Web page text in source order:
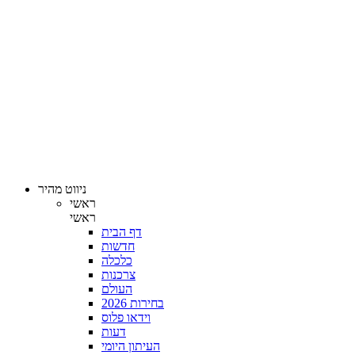
ניווט מהיר
ראשי
ראשי
דף הבית
חדשות
כלכלה
צרכנות
העולם
בחירות 2026
וידאו פלוס
דעות
העיתון היומי